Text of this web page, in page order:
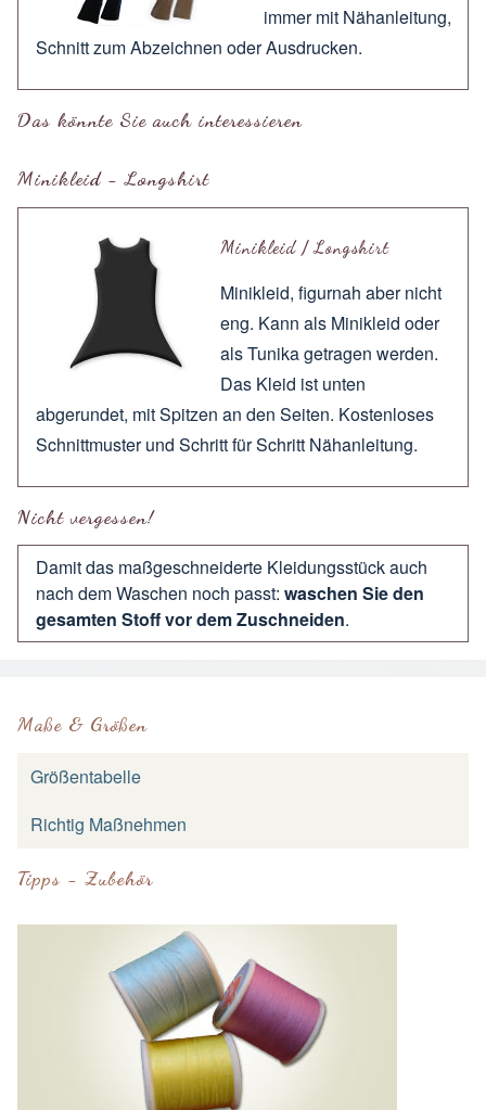
immer mit Nähanleitung,
Schnitt zumAbzeichnen oderAusdrucken.
Das könnte Sie auch interessieren
Minikleid - Longshirt
Minikleid / Longshirt
Minikleid, figurnah aber nicht
eng. Kann als Minikleid oder
als Tunika getragen werden.
Das Kleid ist unten
abgerundet, mit Spitzen an den Seiten. Kostenloses
Schnittmuster und Schritt für Schritt Nähanleitung.
Nicht vergessen!
Damit das maßgeschneiderte Kleidungsstück auch
nach dem Waschen noch passt: waschen Sie den
gesamten Stoff vor dem Zuschneiden.
Maße & Größen
Größentabelle
Richtig Maßnehmen
Tipps - Zubehör